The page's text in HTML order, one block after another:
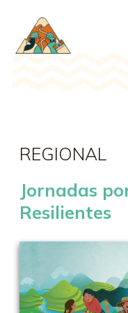
REGIONAL
Jornadas
Resilientes